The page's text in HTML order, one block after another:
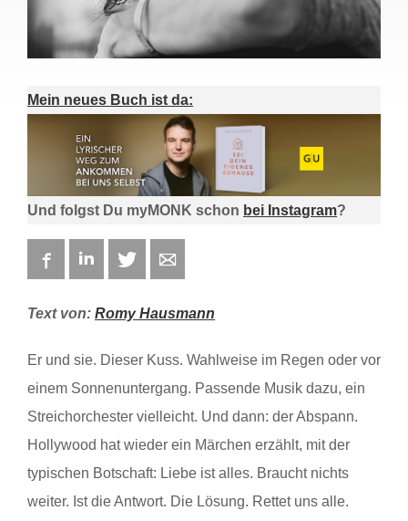
Mein neues Buch ist da:
Und folgst Du myMONK schon bei Instagram?
FacebookLinkedIn Twitter
Text von: Romy Hausmann
Er und sie. Dieser Kuss. Wahlweise im Regen oder vor
einem Sonnenuntergang. Passende Musik dazu, ein
Streichorchester vielleicht. Und dann: der Abspann.
Hollywood hat wieder ein Märchen erzählt, mit der
typischen Botschaft: Liebe ist alles. Braucht nichts
weiter. Ist die Antwort. Die Lösung. Rettet uns alle.